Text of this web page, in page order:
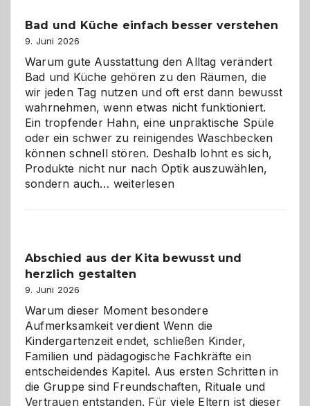
Bad und Küche einfach besser verstehen
9. Juni 2026
Warum gute Ausstattung den Alltag verändert
Bad und Küche gehören zu den Räumen, die
wir jeden Tag nutzen und oft erst dann bewusst
wahrnehmen, wenn etwas nicht funktioniert.
Ein tropfender Hahn, eine unpraktische Spüle
oder ein schwer zu reinigendes Waschbecken
können schnell stören. Deshalb lohnt es sich,
Produkte nicht nur nach Optik auszuwählen,
sondern auch… Bad
verstehen
weiterlesen
Abschied aus der Kita bewusst und
herzlich gestalten
9. Juni 2026
Warum dieser Moment besondere
Aufmerksamkeit verdient Wenn die
Kindergartenzeit endet, schließen Kinder,
Familien und pädagogische Fachkräfte ein
entscheidendes Kapitel. Aus ersten Schritten in
die Gruppe sind Freundschaften, Rituale und
Vertrauen entstanden. Für viele Eltern ist dieser